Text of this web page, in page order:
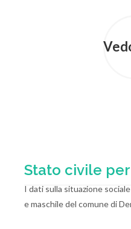
Stato civile
I dati sulla situazione
e maschile del comune di